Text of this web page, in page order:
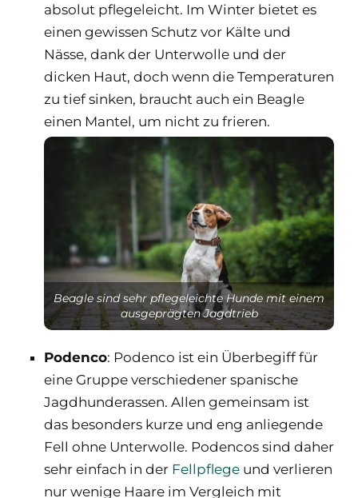
absolut pflegeleicht. Im Winter bietet es
einen gewissen Schutz vor Kälte und
Nässe, dank der Unterwolle und der
dicken Haut, doch wenn die Temperaturen
zu tief sinken, braucht auch ein Beagle
einen Mantel, um nicht zu frieren.
Beagle sind sehr pflegeleichte Hunde mit einem
ausgeprägten Jagdtrieb
Podenco: Podenco ist ein Überbegiff für
eine Gruppe verschiedener spanische
Jagdhunderassen. Allen gemeinsam ist
das besonders kurze und eng anliegende
Fell ohne Unterwolle. Podencos sind daher
sehr einfach in der Fellpflege und verlieren
nur wenige Haare im Vergleich mit